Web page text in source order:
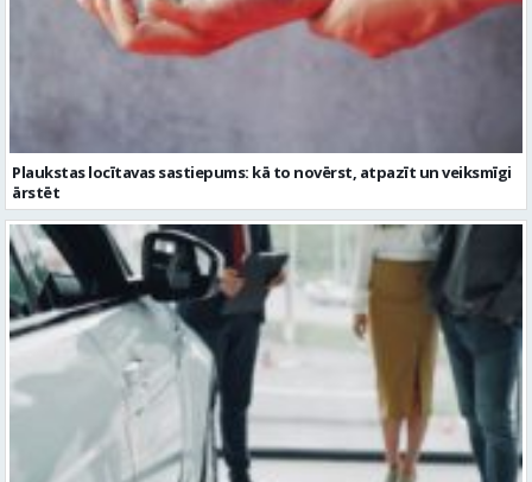
Plaukstas locītavas sastiepums: kā to novērst, atpazīt un veiksmīgi
ārstēt